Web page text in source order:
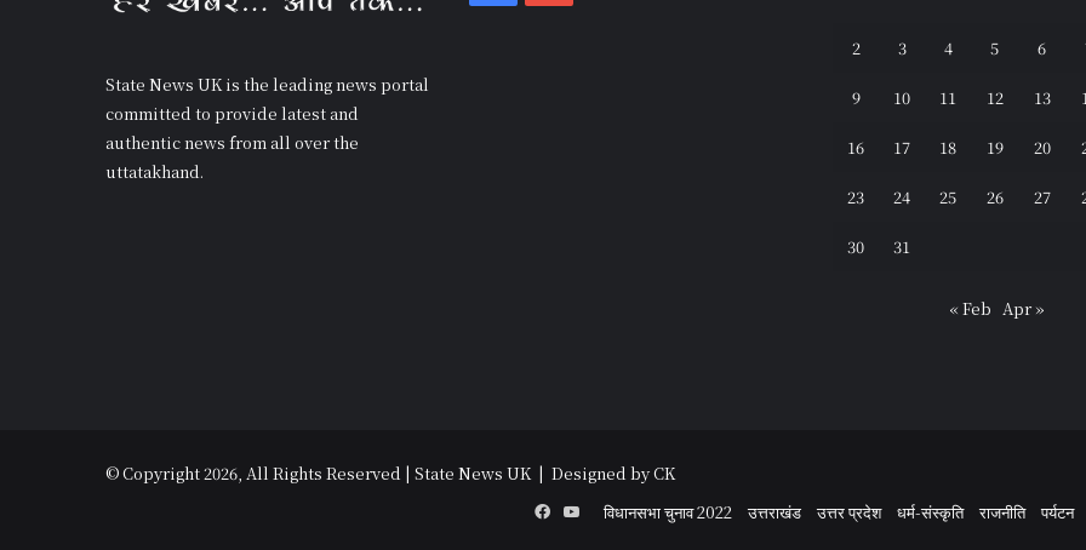
State News UK is the leading news portal
committed to provide latest and
authentic news from all over the
uttatakhand.
2 3 4 5 6
9 10 11 12 13
16 17 18 19 20
23 24 25 26 27
30 31
« Feb Apr »
© Copyright 2026, All Rights Reserved | State News UK | Designed by CK
विधानसभा चुनाव 2022
उत्तराखंड उत्तर प्रदेश धर्म-संस्कृति राजनीति पर्यटन
Facebook
YouTube